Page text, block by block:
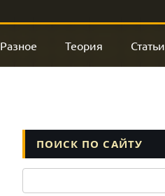
Разное Теория Статьи
ПОИСК ПО САЙТУ